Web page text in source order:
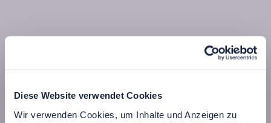
Diese Website verwendet Cookies
Wir verwenden Cookies, um Inhalte und Anzeigen zu